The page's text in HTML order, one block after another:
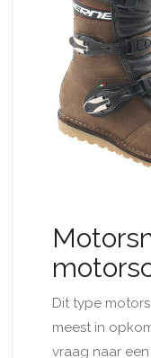
Dit type
meest in
vraag naar